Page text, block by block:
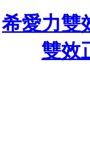
希愛力雙
雙效